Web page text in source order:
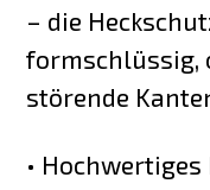
– die
formschlüssig,
störende
•